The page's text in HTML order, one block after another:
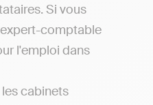
Si vous
expert-comptable
l'emploi dans
cabinets